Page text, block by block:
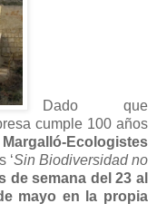
Dado que
cumple 100 años
Margalló-Ecologistes
‘Sin Biodiversidad no
de semana del 23 al
mayo en la propia